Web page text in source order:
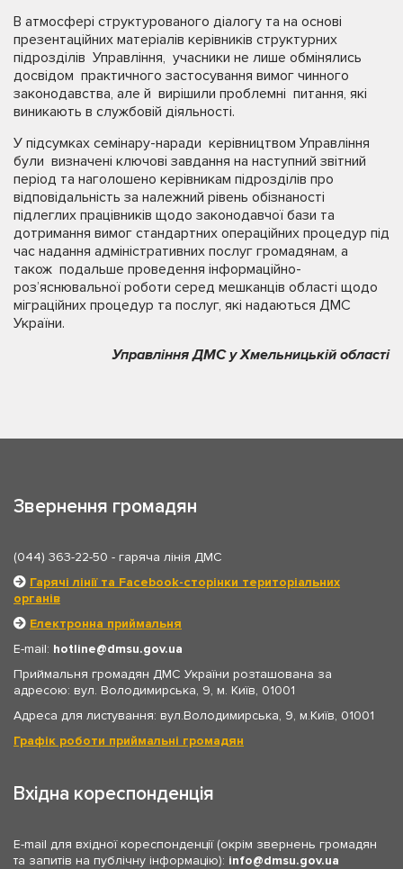
В атмосфері структурованого діалогу та на основі
презентаційних матеріалів керівників структурних
підрозділів Управління, учасники не лише обмінялись
досвідом практичного застосування вимог чинного
законодавства, але й вирішили проблемні питання, які
виникають в службовій діяльності.
У підсумках семінару-наради керівництвом Управління
були визначені ключові завдання на наступний звітний
період та наголошено керівникам підрозділів про
відповідальність за належний рівень обізнаності
підлеглих працівників щодо законодавчої бази та
дотримання вимог стандартних операційних процедур під
час надання адміністративних послуг громадянам, а
також подальше проведення інформаційно-
роз’яснювальної роботи серед мешканців області щодо
міграційних процедур та послуг, які надаються ДМС
України.
Управління ДМС у Хмельницькій області
Звернення громадян
(044) 363-22-50 - гаряча лінія ДМС
Гарячі лінії та Facebook-сторінки територіальних
органів
Електронна приймальня
E-mail: hotline
dmsu.gov.ua
Приймальня громадян ДМС України розташована за
адресою: вул. Володимирська, 9, м. Київ, 01001
Адреса для листування: вул.Володимирська, 9, м.Київ, 01001
Графік роботи приймальні громадян
Вхідна кореспонденція
E-mail для вхідної кореспонденції (окрім звернень громадян
та запитів на публічну інформацію): info dmsu.gov.ua